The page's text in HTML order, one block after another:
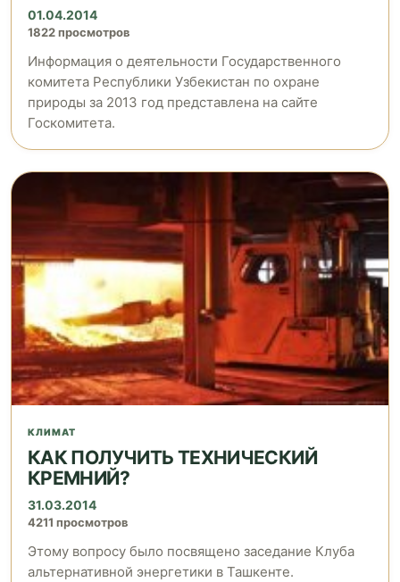
01.04.2014
1822 просмотров
Информация о деятельности Государственного
комитета Республики Узбекистан по охране
природы за 2013 год представлена на сайте
Госкомитета.
КЛИМАТ
КАК ПОЛУЧИТЬ ТЕХНИЧЕСКИЙ
КРЕМНИЙ?
31.03.2014
4211 просмотров
Этому вопросу было посвящено заседание Клуба
альтернативной энергетики в Ташкенте.